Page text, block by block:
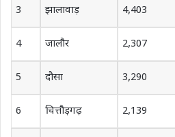
3 झालावाड़ 4,403
4 जालौर 2,307
5 दौसा 3,290
6 चित्तौड़गढ़ 2,139